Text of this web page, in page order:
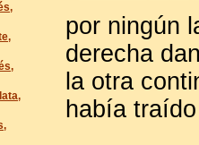
por ningún
derecha
la otra
había